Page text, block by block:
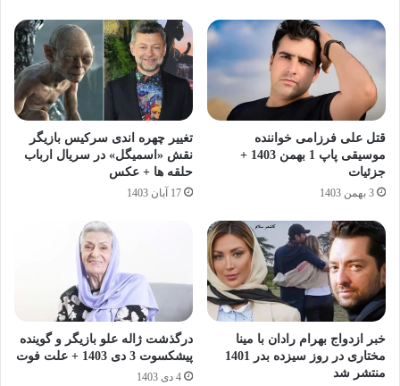
قتل علی فرزامی خواننده
موسیقی پاپ 1 بهمن 1403 +
جزئیات
3 بهمن 1403
تغییر چهره اندی سرکیس بازیگر
نقش «اسمیگل» در سریال ارباب
حلقه ها + عکس
17 آبان 1403
خبر ازدواج بهرام رادان با مینا
مختاری در روز سیزده بدر 1401
منتشر شد
درگذشت ژاله علو بازیگر و گوینده
پیشکسوت 3 دی 1403 + علت فوت
4 دی 1403